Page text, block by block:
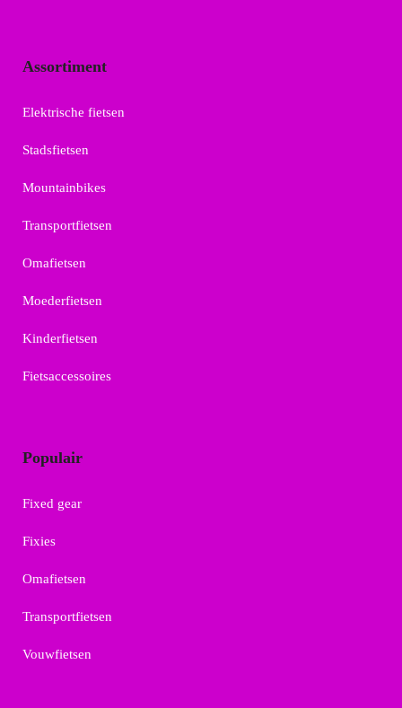
Assortiment
Elektrische fietsen
Stadsfietsen
Mountainbikes
Transportfietsen
Omafietsen
Moederfietsen
Kinderfietsen
Fietsaccessoires
Populair
Fixed gear
Fixies
Omafietsen
Transportfietsen
Vouwfietsen